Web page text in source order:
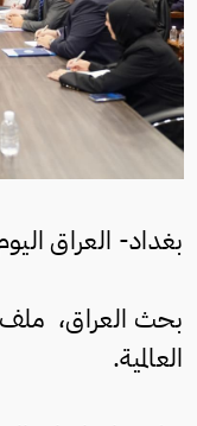
بغداد- العراق
بحث العراق، ملف
العالمية.